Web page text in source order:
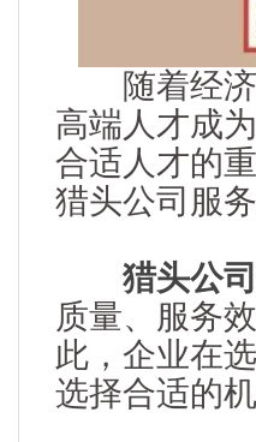
随着经济
高端人才成
合适人才的
猎头公司服
猎头公
质量、服务
此，企业在
选择合适的机